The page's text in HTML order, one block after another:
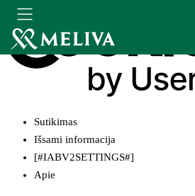
Sutikimas
Išsami informacija
[#IABV2SETTINGS#]
Apie